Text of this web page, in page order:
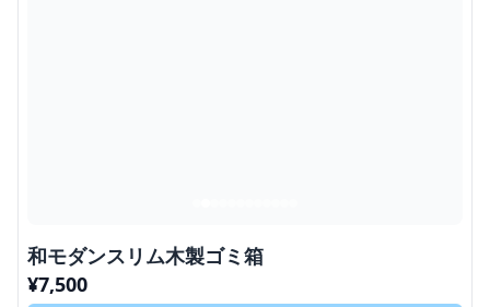
和モダンスリム木製ゴミ箱
¥7,500